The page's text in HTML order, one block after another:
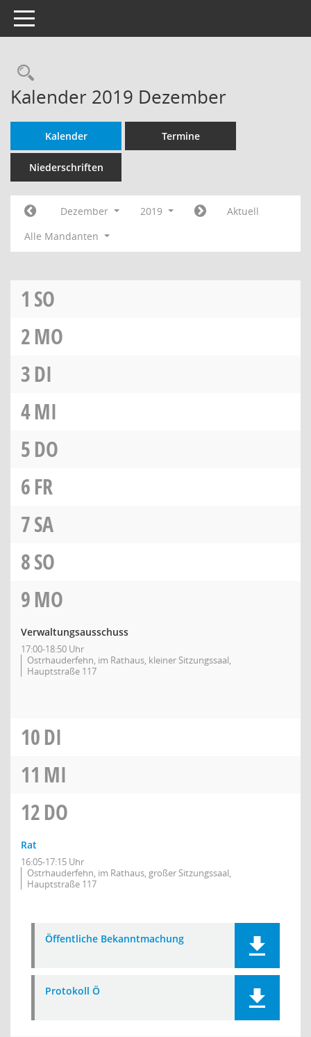
Toggle navigation
Rechercheauswahl
Kalender 2019 Dezember
Kalender Termine
Niederschriften
Dezember 2019
Aktuell
Alle Mandanten
1 SO
2MO
3DI
4MI
5DO
6FR
7SA
8SO
9MO
Verwaltungsausschuss
17:00-18:50 Uhr
Ostrhauderfehn, im Rathaus, kleiner Sitzungssaal,
Hauptstraße 117
10DI
11 MI
12DO
Rat
16:05-17:15 Uhr
Ostrhauderfehn, im Rathaus, großer Sitzungssaal,
Hauptstraße 117
Öffentliche Bekanntmachung
Protokoll Ö